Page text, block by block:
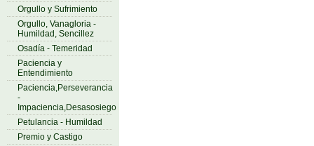
Orgullo y Sufrimiento
Orgullo, Vanagloria -
Humildad, Sencillez
Osadía - Temeridad
Paciencia y
Entendimiento
Paciencia,Perseverancia
-
Impaciencia,Desasosiego
Petulancia - Humildad
Premio y Castigo